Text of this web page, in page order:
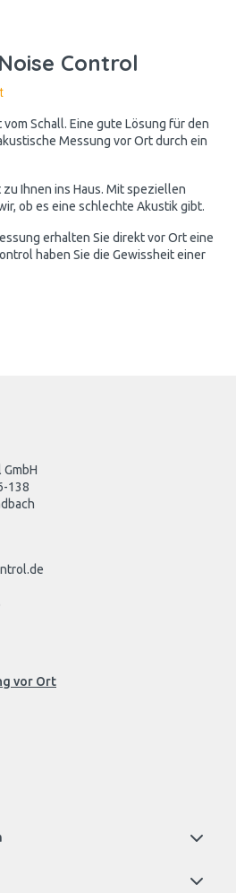
Control
Schall. Eine gute Lösung für den
Messung vor Ort durch ein
Ihnen ins Haus. Mit speziellen
ob es eine schlechte Akustik gibt.
erhalten Sie direkt vor Ort eine
haben Sie die Gewissheit einer
138
vor Ort